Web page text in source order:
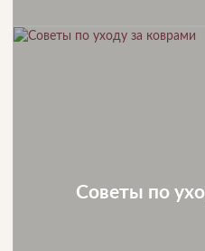
Советы по